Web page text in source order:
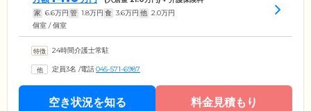
家 6.6万円 管 1.8万円 食 3.6万円 他 2.0万円
個室 / 個室
24時間介護士常駐
定員3名 /電話045-571-6987
空き状況を知る 料金見積もり